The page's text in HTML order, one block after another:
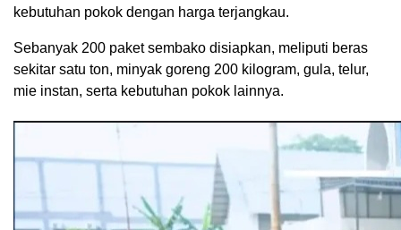
kebutuhan pokok dengan harga terjangkau.
Sebanyak 200 paket sembako disiapkan, meliputi beras
sekitar satu ton, minyak goreng 200 kilogram, gula, telur,
mie instan, serta kebutuhan pokok lainnya.